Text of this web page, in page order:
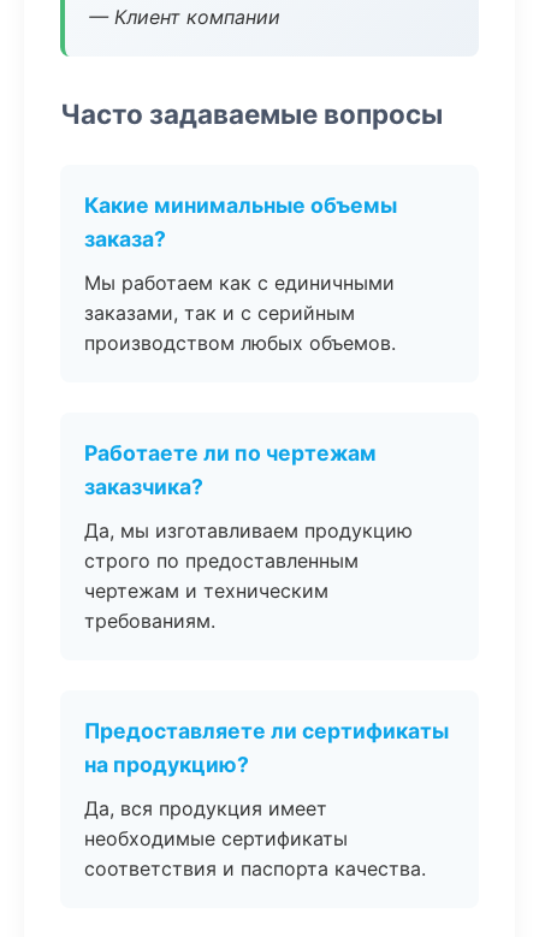
— Клиент компании
Часто задаваемые вопросы
Какие минимальные объемы
заказа?
Мы работаем как с единичными
заказами, так и с серийным
производством любых объемов.
Работаете ли по чертежам
заказчика?
Да, мы изготавливаем продукцию
строго по предоставленным
чертежам и техническим
требованиям.
Предоставляете ли сертификаты
на продукцию?
Да, вся продукция имеет
необходимые сертификаты
соответствия и паспорта качества.